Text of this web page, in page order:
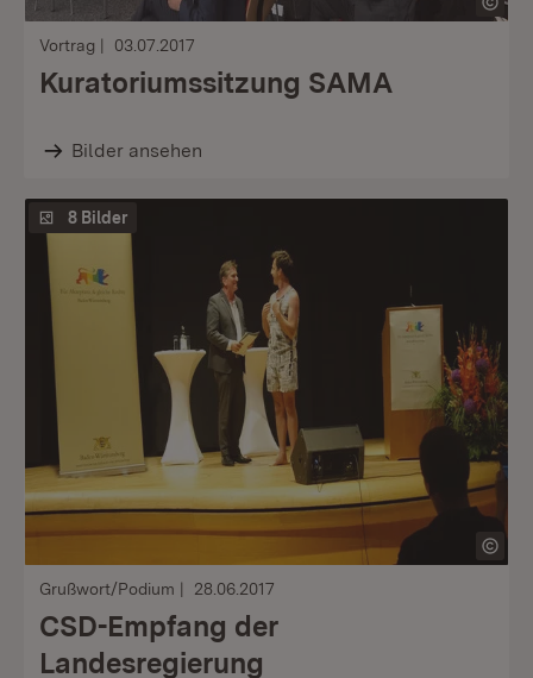
Vortrag 03.07.2017
Kuratoriumssitzung SAMA
Bilder ansehen
8 Bilder
Grußwort/Podium 28.06.2017
CSD-Empfang der
Landesregierung